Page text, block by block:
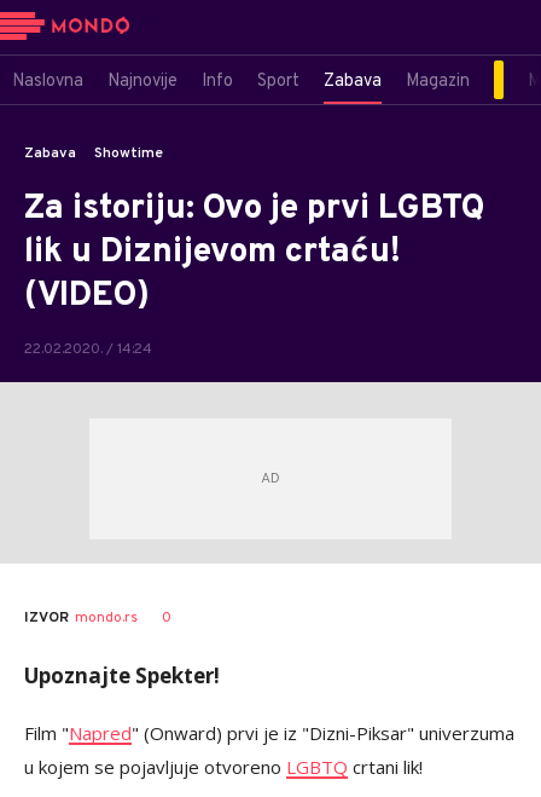
Naslovna Najnovije Info Sport Zabava Magazin
Zabava Showtime
Za istoriju: Ovo je prvi LGBTQ
lik u Diznijevom crtaću!
(VIDEO)
22.02.2020. / 14:24
IZVOR mondo.rs 0
Upoznajte Spekter!
Film "Napred" (Onward) prvi je iz "Dizni-Piksar" univerzuma
u kojem se pojavljuje otvoreno LGBTQ crtani lik!